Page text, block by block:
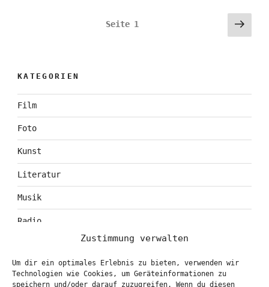
Zustimmung verwalten
Um dir ein optimales Erlebnis zu bieten, verwenden wir
Technologien wie Cookies, um Geräteinformationen zu
speichern und/oder darauf zuzugreifen. Wenn du diesen
Seitennummerierung
Seite 1
KATEGORIEN
Film
Foto
Kunst
Literatur
Musik
Radio
Theater